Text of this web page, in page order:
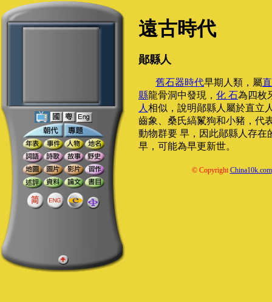
遠古時代
鄖縣人
舊石器時代早期人類，屬
縣龍骨洞中發現， 化 石為四枚
人 相似，說明鄖縣人屬於直立
齒象、桑氏縞鬣狗和小豬，代
動物群要 早，因此鄖縣人存在
早，可能為早更新世。
© CopyrightChina10k.com